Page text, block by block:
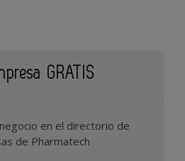
GRATIS
en el directorio de
de Pharmatech